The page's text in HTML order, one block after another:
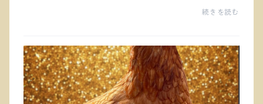
で、ハウス周りはまだまだ雪がありますが4月前半には
続きを読む